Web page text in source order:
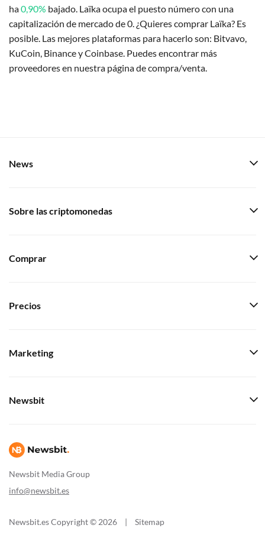
ha0,90% bajado. Laïka ocupa el puesto número con una
capitalización de mercado de 0. ¿Quieres comprar Laïka? Es
posible. Las mejores plataformas para hacerlo son: Bitvavo,
KuCoin, Binance y Coinbase. Puedes encontrar más
proveedores en nuestra página de compra/venta.
Newsbit Media Group
info@newsbit.es
News
Sobre las criptomonedas
Comprar
Precios
Marketing
Newsbit
Newsbit.es Copyright © 2026 | Sitemap